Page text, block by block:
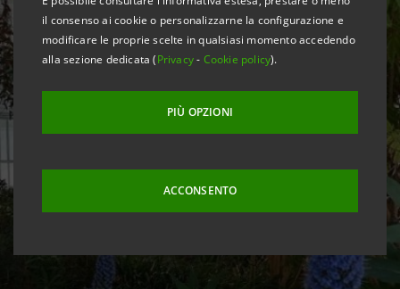
il consenso ai cookie o personalizzarne la configurazione e
modificare le proprie scelte in qualsiasi momento accedendo
alla sezione dedicata (Privacy- Cookie policy).
PIÙ OPZIONI
ACCONSENTO